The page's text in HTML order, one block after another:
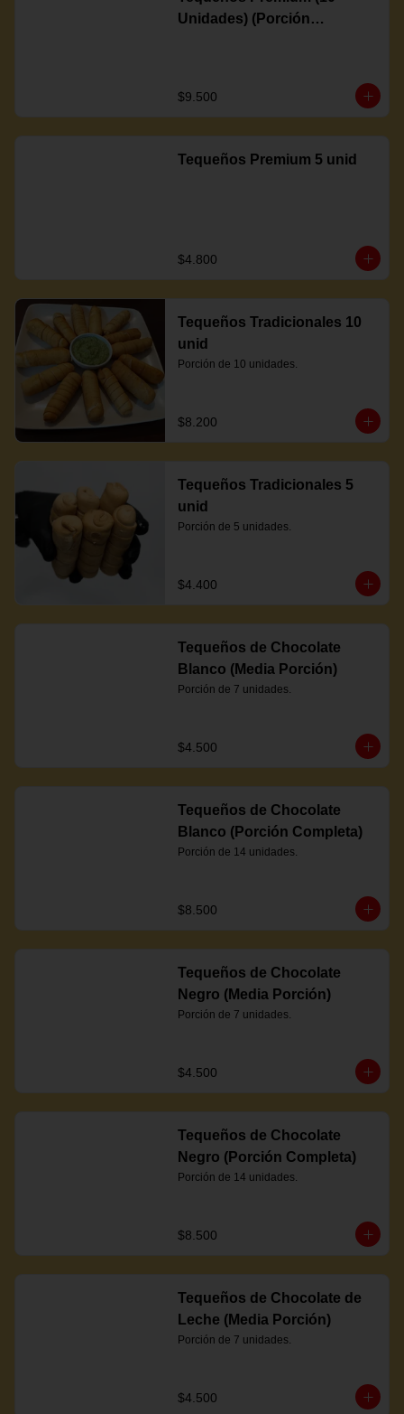
Unidades) (Porción
$9.500
Tequeños Premium 5 unid
$4.800
Tequeños Tradicionales 10
unid
Porción de 10 unidades.
$8.200
Tequeños Tradicionales 5
unid
Porción de 5 unidades.
$4.400
Tequeños de Chocolate
Blanco (Media Porción)
Porción de 7 unidades.
$4.500
Tequeños de Chocolate
Blanco (Porción Completa)
Porción de 14 unidades.
$8.500
Tequeños de Chocolate
Negro (Media Porción)
Porción de 7 unidades.
$4.500
Tequeños de Chocolate
Negro (Porción Completa)
Porción de 14 unidades.
$8.500
Tequeños de Chocolate de
Leche (Media Porción)
Porción de 7 unidades.
$4.500